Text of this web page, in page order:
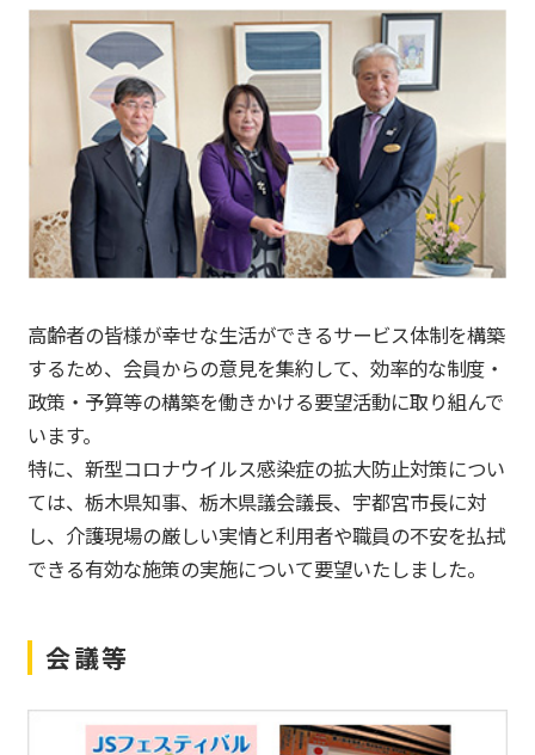
高齢者の皆様が幸せな生活ができるサービス体制を構築
するため、会員からの意見を集約して、効率的な制度・
政策・予算等の構築を働きかける要望活動に取り組んで
います。
特に、新型コロナウイルス感染症の拡大防止対策につい
ては、栃木県知事、栃木県議会議長、宇都宮市長に対
し、介護現場の厳しい実情と利用者や職員の不安を払拭
できる有効な施策の実施について要望いたしました。
会議等